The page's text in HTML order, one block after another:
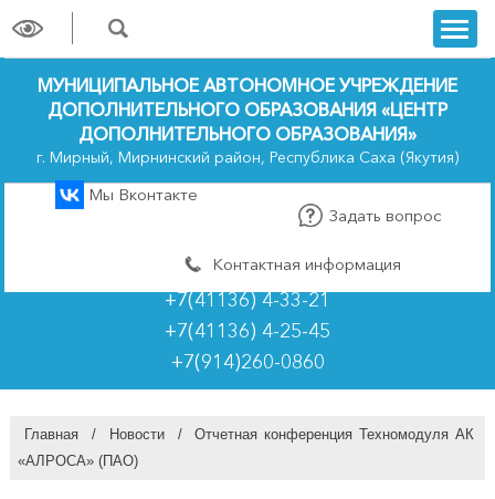
trk
МУНИЦИПАЛЬНОЕ АВТОНОМНОЕ УЧРЕЖДЕНИЕ
ДОПОЛНИТЕЛЬНОГО ОБРАЗОВАНИЯ «ЦЕНТР
ДОПОЛНИТЕЛЬНОГО ОБРАЗОВАНИЯ»
г. Мирный, Мирнинский район, Республика Саха (Якутия)
Мы Вконтакте
Задать вопрос
Контактная информация
+7(41136) 4-33-21
+7(41136) 4-25-45
+7(914)260-0860
Главная / Новости /
Отчетная конференция Техномодуля АК
«АЛРОСА» (ПАО)